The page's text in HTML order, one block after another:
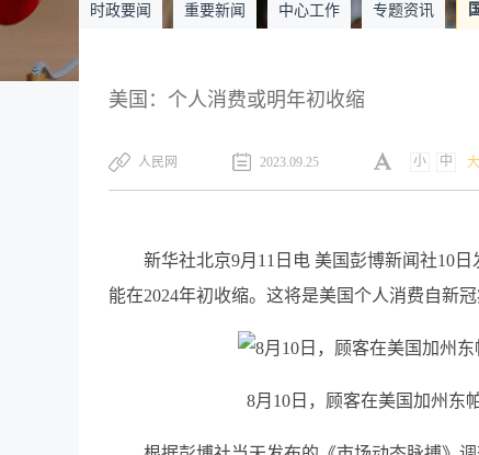
时政要闻 重要新闻 中心工作 专题资讯
美国：个人消费或明年初收缩
人民网 2023.09.25 小 中 大
新华社北京9月11日电 美国彭博新闻社10
能在2024年初收缩。这将是美国个人消费自新
8月10日，顾客在美国加州东